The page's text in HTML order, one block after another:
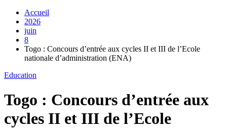
Accueil
2026
juin
8
Togo : Concours d’entrée aux cycles II et III de l’Ecole
nationale d’administration (ENA)
Education
Togo : Concours d’entrée aux
cycles II et III de l’Ecole